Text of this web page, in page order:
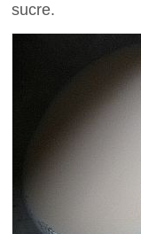
sucre.